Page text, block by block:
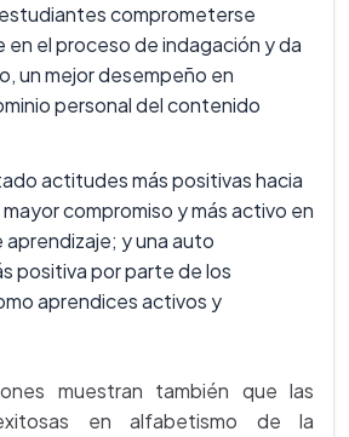
comprometerse
el proceso de indagación y da
un mejor desempeño en
personal del contenido
actitudes más positivas hacia
compromiso y más activo en
y una auto
positiva por parte de los
aprendices activos y
muestran también que las
en alfabetismo de la